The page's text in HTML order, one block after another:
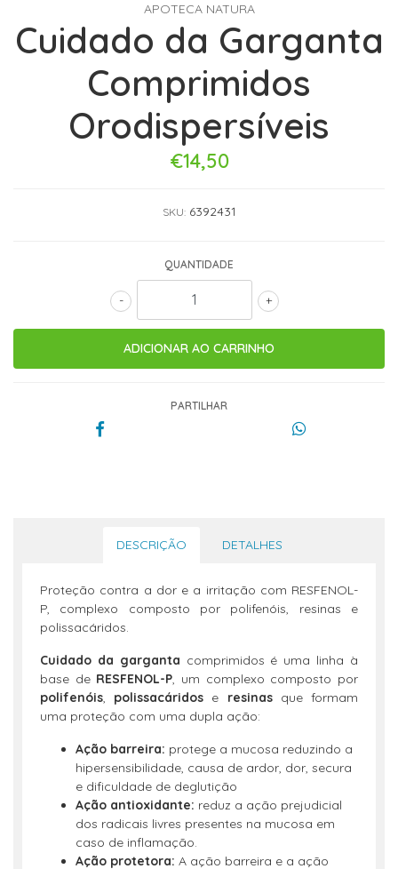
APOTECA NATURA
Cuidado da Garganta
Comprimidos
Orodispersíveis
€14,50
SKU: 6392431
QUANTIDADE
+
-
PARTILHAR
DESCRIÇÃO DETALHES
Proteção contra a dor e a irritação com RESFENOL-
P, complexo composto por polifenóis, resinas e
polissacáridos.
Cuidado da garganta comprimidos é uma linha à
base de RESFENOL-P, um complexo composto por
polifenóis, polissacáridos e resinasque formam
uma proteção com uma dupla ação:
Ação barreira: protege a mucosa reduzindo a
hipersensibilidade, causa de ardor, dor, secura
e dificuldade de deglutição
Ação antioxidante: reduz a ação prejudicial
dos radicais livres presentes na mucosa em
caso de inflamação.
Ação protetora: A ação barreira e a ação